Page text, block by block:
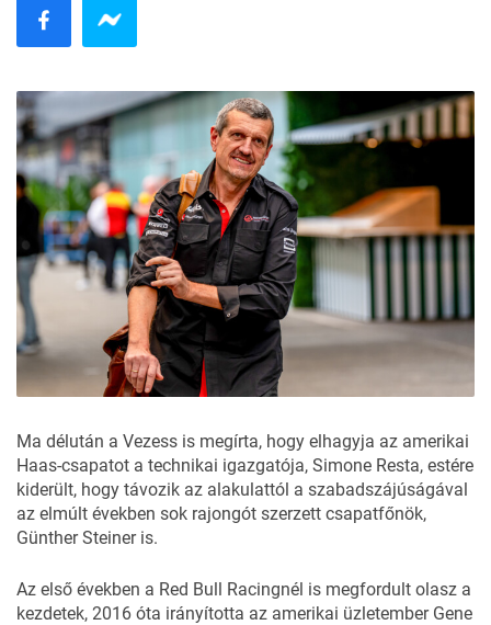
Ma délután a Vezess is megírta, hogy elhagyja az amerikai
Haas-csapatot a technikai igazgatója, Simone Resta, estére
kiderült, hogy távozik az alakulattól a szabadszájúságával
az elmúlt években sok rajongót szerzett csapatfőnök,
Günther Steiner is.
Az első években a Red Bull Racingnél is megfordult olasz a
kezdetek, 2016 óta irányította az amerikai üzletember Gene